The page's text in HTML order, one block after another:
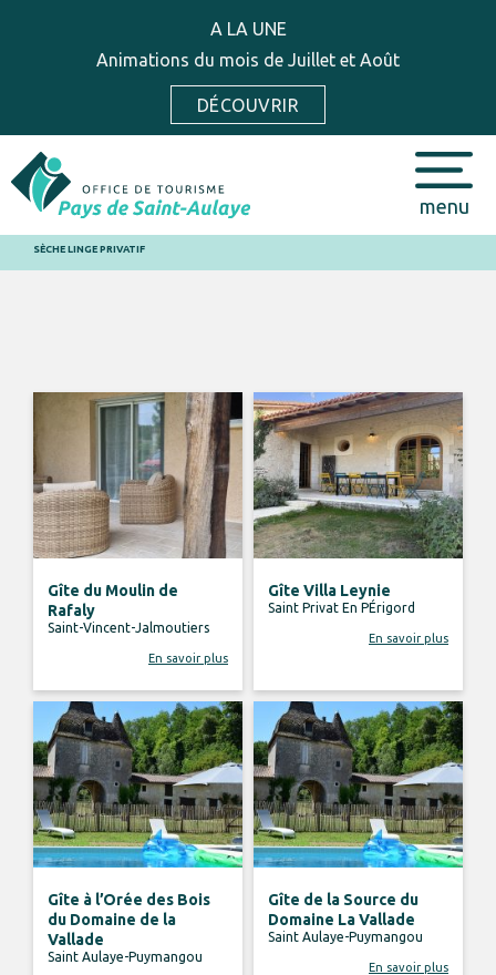
A LA UNE
Animations du mois de Juillet et Août
DÉCOUVRIR
menu
SÈCHE LINGE PRIVATIF
Gîte du Moulin de
Rafaly
Saint-Vincent-Jalmoutiers
En savoir plus
Gîte Villa Leynie
Saint Privat En PÉrigord
En savoir plus
Gîte à l’Orée des Bois
du Domaine de la
Vallade
Saint Aulaye-Puymangou
Gîte de la Source du
Domaine La Vallade
Saint Aulaye-Puymangou
En savoir plus